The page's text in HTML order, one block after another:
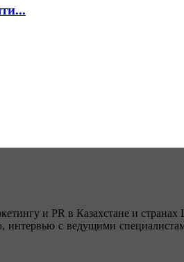
и PR в Казахстане и
с ведущими